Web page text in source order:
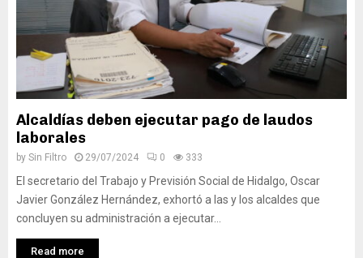
Alcaldías deben ejecutar pago de laudos
laborales
by Sin Filtro 29/07/2024 0 333
El secretario del Trabajo y Previsión Social de Hidalgo, Oscar
Javier González Hernández, exhortó a las y los alcaldes que
concluyen su administración a ejecutar...
Read more